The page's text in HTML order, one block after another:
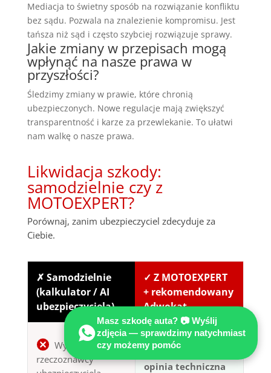
Mediacja to świetny sposób na rozwiązanie konfliktu
bez sądu. Pozwala na znalezienie kompromisu. Jest
tańsza niż sąd i często szybciej rozwiązuje sprawy.
Jakie zmiany w przepisach mogą
wpłynąć na nasze prawa w
przyszłości?
Śledzimy zmiany w prawie, które chronią
ubezpieczonych. Nowe regulacje mają zwiększyć
transparentność i karze za przewlekanie. To ułatwi
nam walkę o nasze prawa.
Likwidacja szkody:
samodzielnie czy z
MOTOEXPERT?
Porównaj, zanim ubezpieczyciel zdecyduje za
Ciebie.
✗ Samodzielnie
(kalkulator / AI
ubezpieczyciela)
✓ Z MOTOEXPERT
+ rekomendowany
Adwokat
Wycena
rzeczoznawcy
Niezależna
certyfikowana
opinia techniczna
Masz szkodę auta? 📷 Wyślij
zdjęcia — sprawdzimy natychmiast
czy możemy pomóc